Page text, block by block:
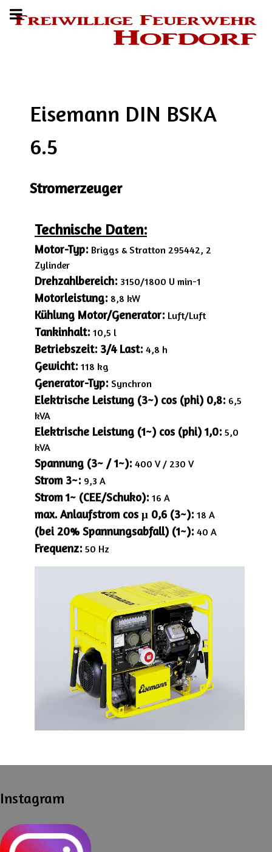
Eisemann DIN BSKA
6.5
Stromerzeuger
Technische Daten:
Motor-Typ: Briggs & Stratton 295442, 2
Zylinder
Drehzahlbereich: 3150/1800 U min-1
Motorleistung: 8,8 kW
Kühlung Motor/Generator: Luft/Luft
Tankinhalt: 10,5 l
Betriebszeit: 3/4 Last: 4,8 h
Gewicht: 118 kg
Generator-Typ: Synchron
Elektrische Leistung (3~) cos (phi) 0,8: 6,5
kVA
Elektrische Leistung (1~) cos (phi) 1,0: 5,0
kVA
Spannung (3~ / 1~): 400 V / 230 V
Strom 3~: 9,3 A
Strom 1~ (CEE/Schuko): 16 A
max. Anlaufstrom cos μ 0,6 (3~): 18 A
(bei 20% Spannungsabfall) (1~): 40 A
Frequenz: 50 Hz
Instagram